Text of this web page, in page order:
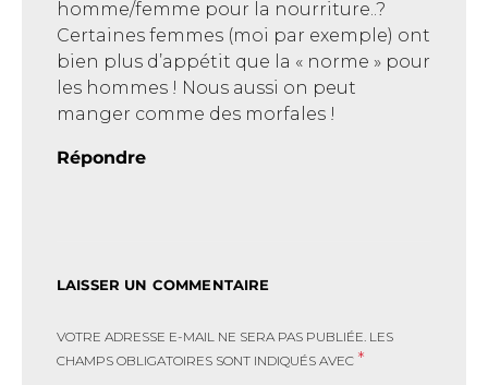
homme/femme pour la nourriture..?
Certaines femmes (moi par exemple) ont
bien plus d’appétit que la « norme » pour
les hommes ! Nous aussi on peut
manger comme des morfales !
Répondre
LAISSER UN COMMENTAIRE
VOTRE ADRESSE E-MAIL NE SERA PAS PUBLIÉE. LES
CHAMPS OBLIGATOIRES SONT INDIQUÉS AVEC *